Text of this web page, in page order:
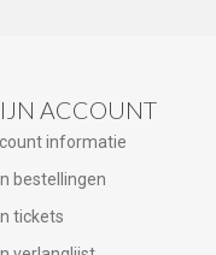
ACCOUNT
informatie
bestellingen
tickets